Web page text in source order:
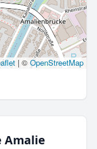
|© OpenStreetMap
Amalie